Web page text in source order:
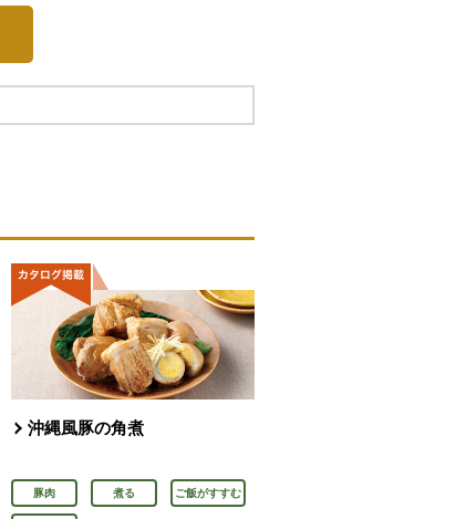
沖縄風豚の角煮
豚肉 煮る ご飯がすすむ